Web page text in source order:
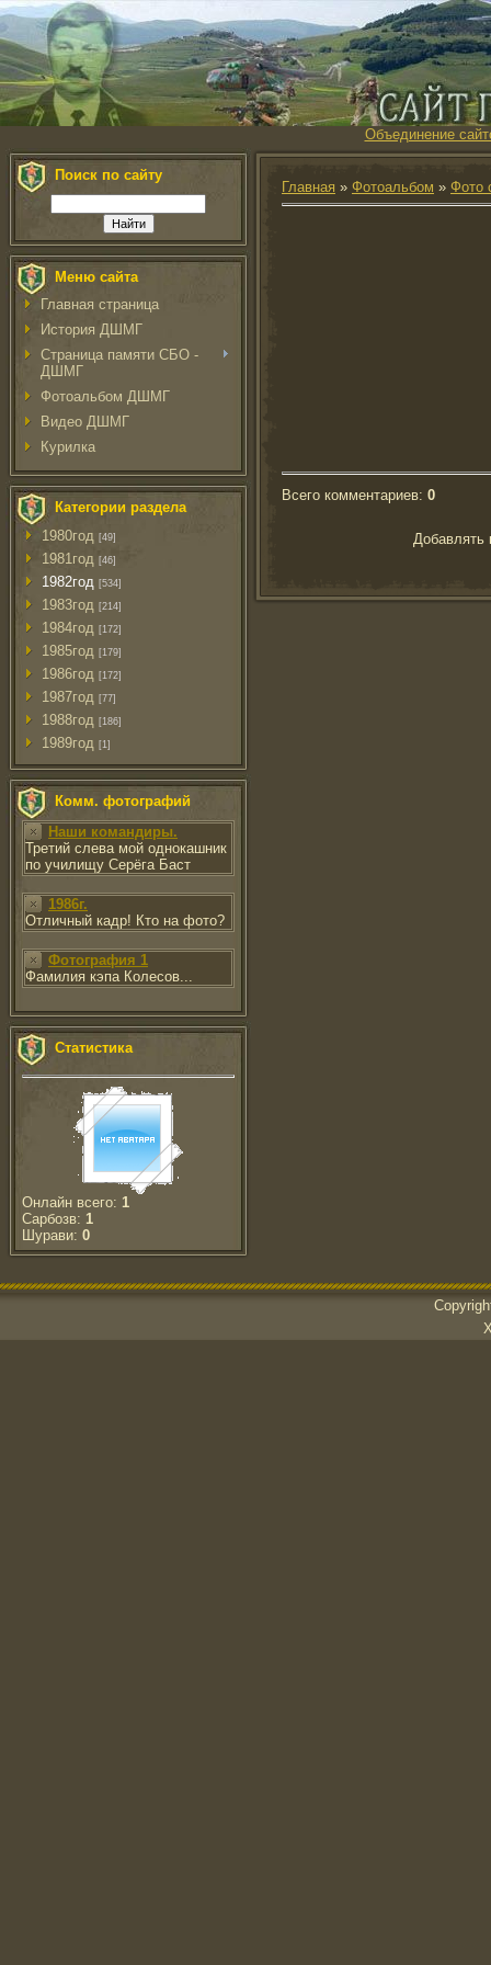
Объединение
Поиск по сайту
Меню сайта
Главная страница
История ДШМГ
Страница памяти СБО -
ДШМГ
Фотоальбом ДШМГ
Видео ДШМГ
Курилка
Категории раздела
1980год [49]
1981год [46]
1982год [534]
1983год [214]
1984год [172]
1985год [179]
1986год [172]
1987год [77]
1988год [186]
1989год [1]
Комм. фотографий
Наши командиры.
Третий слева мой однокашник
по училищу Серёга Баст
1986г.
Отличный кадр! Кто на фото?
Фотография 1
Фамилия кэпа Колесов...
Статистика
Онлайн всего: 1
Сарбозв: 1
Шурави: 0
Главная » Фотоальбом » Фото
Всего комментариев: 0
Добавлять